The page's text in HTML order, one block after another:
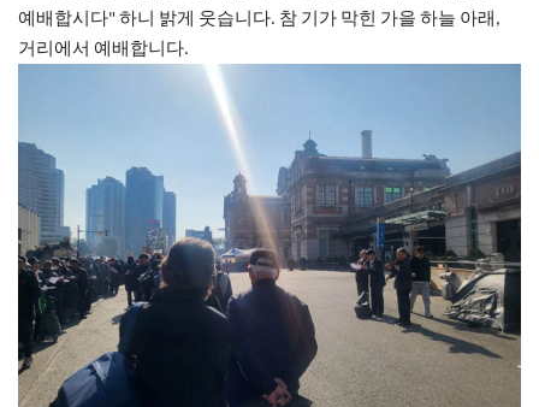
예배합시다" 하니 밝게 웃습니다. 참 기가 막힌 가을 하늘 아래 ,
거리에서 예배합니다.